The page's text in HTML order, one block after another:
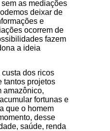
as mediações
deixar de
e
ocorrem de
fazem
a ideia
dos ricos
tantos projetos
amazônico,
fortunas e
que o homem
desse
saúde, renda